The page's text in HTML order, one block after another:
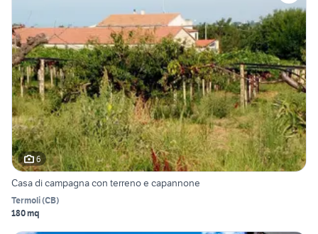
6
Casa di campagna con terreno e capannone
Termoli(CB)
180 mq